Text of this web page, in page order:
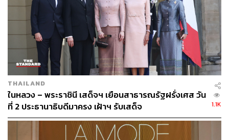
ซึ่งขุนราชภูเบนทร์และหมื่นพิเศษภูบาลทำหน้าที่คุมเครื่อง
มงคลราชบรรณาการตามเอกสารฝรั่งเศส
THAILAND
ในหลวง – พระราชินี เสด็จฯ เยือนสาธารณรัฐฝรั่งเศส วัน
ที่ 2 ประธานาธิบดีมาครง เฝ้าฯ รับเสด็จ
1.1K